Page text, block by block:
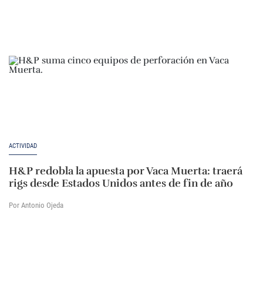
ACTIVIDAD
H&P redobla la apuesta por Vaca Muerta: traerá
rigs desde Estados Unidos antes de fin de año
Por Antonio Ojeda